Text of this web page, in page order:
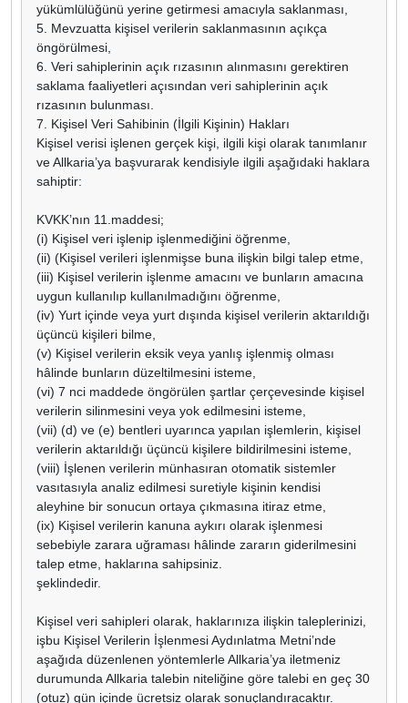
yükümlülüğünü yerine getirmesi amacıyla saklanması,
5. Mevzuatta kişisel verilerin saklanmasının açıkça
öngörülmesi,
6. Veri sahiplerinin açık rızasının alınmasını gerektiren
saklama faaliyetleri açısından veri sahiplerinin açık
rızasının bulunması.
7. Kişisel Veri Sahibinin (İlgili Kişinin) Hakları
Kişisel verisi işlenen gerçek kişi, ilgili kişi olarak tanımlanır
ve Allkaria’ya başvurarak kendisiyle ilgili aşağıdaki haklara
sahiptir:
KVKK’nın 11.maddesi;
(i) Kişisel veri işlenip işlenmediğini öğrenme,
(ii) (Kişisel verileri işlenmişse buna ilişkin bilgi talep etme,
(iii) Kişisel verilerin işlenme amacını ve bunların amacına
uygun kullanılıp kullanılmadığını öğrenme,
(iv) Yurt içinde veya yurt dışında kişisel verilerin aktarıldığı
üçüncü kişileri bilme,
(v) Kişisel verilerin eksik veya yanlış işlenmiş olması
hâlinde bunların düzeltilmesini isteme,
(vi) 7 nci maddede öngörülen şartlar çerçevesinde kişisel
verilerin silinmesini veya yok edilmesini isteme,
(vii) (d) ve (e) bentleri uyarınca yapılan işlemlerin, kişisel
verilerin aktarıldığı üçüncü kişilere bildirilmesini isteme,
(viii) İşlenen verilerin münhasıran otomatik sistemler
vasıtasıyla analiz edilmesi suretiyle kişinin kendisi
aleyhine bir sonucun ortaya çıkmasına itiraz etme,
(ix) Kişisel verilerin kanuna aykırı olarak işlenmesi
sebebiyle zarara uğraması hâlinde zararın giderilmesini
talep etme, haklarına sahipsiniz.
şeklindedir.
Kişisel veri sahipleri olarak, haklarınıza ilişkin taleplerinizi,
işbu Kişisel Verilerin İşlenmesi Aydınlatma Metni’nde
aşağıda düzenlenen yöntemlerle Allkaria’ya iletmeniz
durumunda Allkaria talebin niteliğine göre talebi en geç 30
(otuz) gün içinde ücretsiz olarak sonuçlandıracaktır.